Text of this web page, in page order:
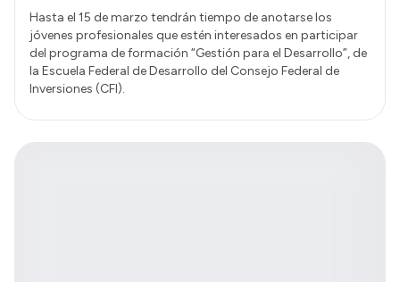
Hasta el 15 de marzo tendrán tiempo de anotarse los
jóvenes profesionales que estén interesados en participar
del programa de formación “Gestión para el Desarrollo”, de
la Escuela Federal de Desarrollo del Consejo Federal de
Inversiones (CFI).